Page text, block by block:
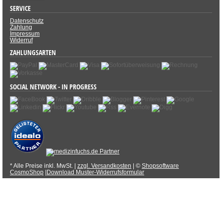
SERVICE
Datenschutz
Zahlung
Impressum
Widerruf
ZAHLUNGSARTEN
SOCIAL NETWORK - IN PROGRESS
* Alle Preise inkl. MwSt. | zzgl. Versandkosten | © Shopsoftware
CosmoShop |Download Muster-Widerrufsformular